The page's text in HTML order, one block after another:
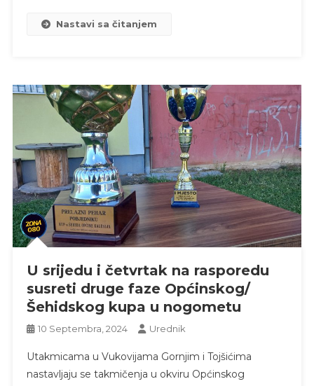
Nastavi sa čitanjem
U srijedu i četvrtak na rasporedu
susreti druge faze Općinskog/
Šehidskog kupa u nogometu
10 Septembra, 2024 Urednik
Utakmicama u Vukovijama Gornjim i Tojšićima
nastavljaju se takmičenja u okviru Općinskog